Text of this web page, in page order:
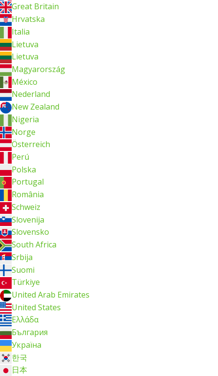
Great Britain
Hrvatska
Italia
Lietuva
Lietuva
Magyarország
México
Nederland
New Zealand
Nigeria
Norge
Österreich
Perú
Polska
Portugal
România
Schweiz
Slovenija
Slovensko
South Africa
Srbija
Suomi
Türkiye
United Arab Emirates
United States
Ελλάδα
България
Україна
한국
日本